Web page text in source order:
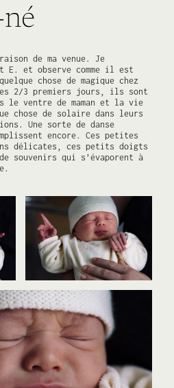
de ma venue. Je
et observe comme il est
chose de magique chez
2/3 premiers jours, ils sont
le ventre de maman et la vie
chose de solaire dans leurs
Une sorte de danse
encore. Ces petites
délicates, ces petits doigts
souvenirs qui s’évaporent à